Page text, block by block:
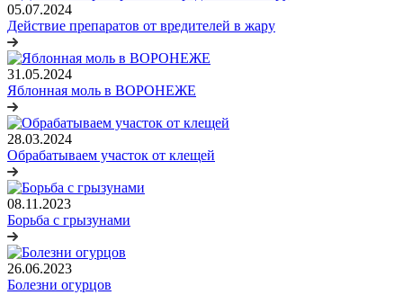
05.07.2024
Действие препаратов от вредителей в жару
31.05.2024
Яблонная моль в ВОРОНЕЖЕ
28.03.2024
Обрабатываем участок от клещей
08.11.2023
Борьба с грызунами
26.06.2023
Болезни огурцов